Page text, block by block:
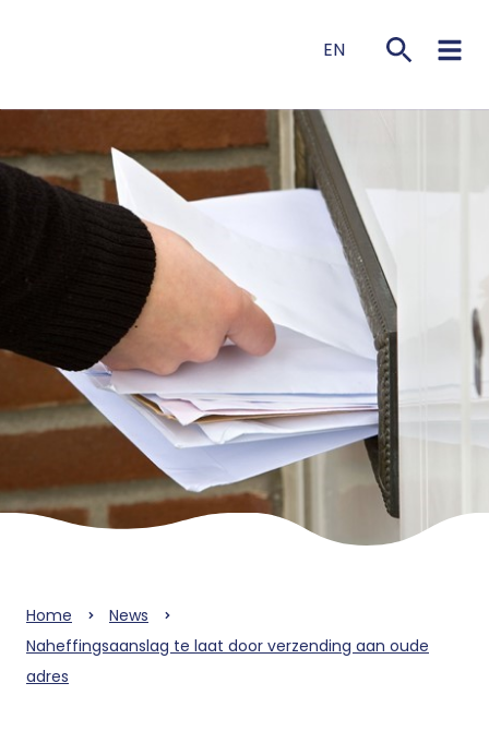
EN
Home
News
Naheffingsaanslag te laat door verzending aan oude
adres